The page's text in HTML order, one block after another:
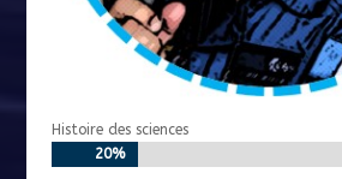
Histoire des sciences
20%
20%